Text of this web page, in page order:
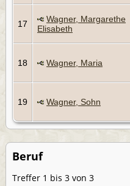
17
Wagner, Margarethe
Elisabeth
18 Wagner, Maria
19 Wagner, Sohn
Beruf
Treffer 1 bis 3 von 3